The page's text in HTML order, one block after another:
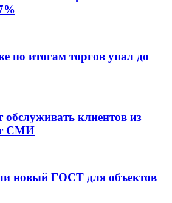
по итогам торгов упал до
обслуживать клиентов из
СМИ
новый ГОСТ для объектов